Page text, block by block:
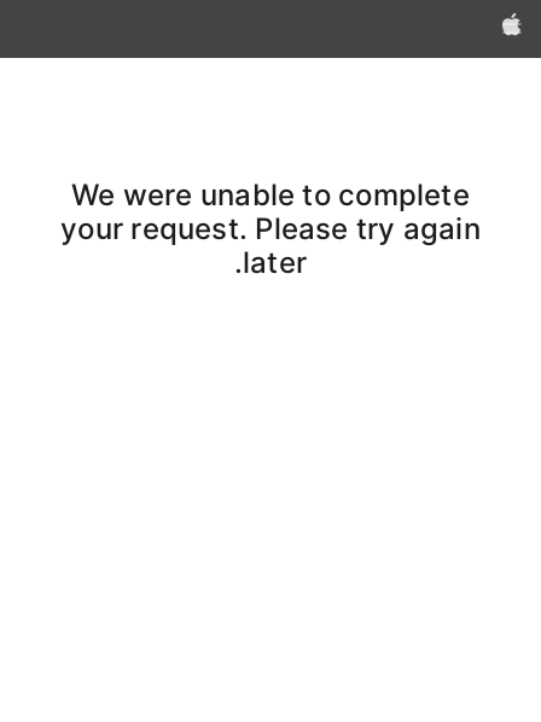
Apple‏
We were unable to complete
your request. Please try again
later.